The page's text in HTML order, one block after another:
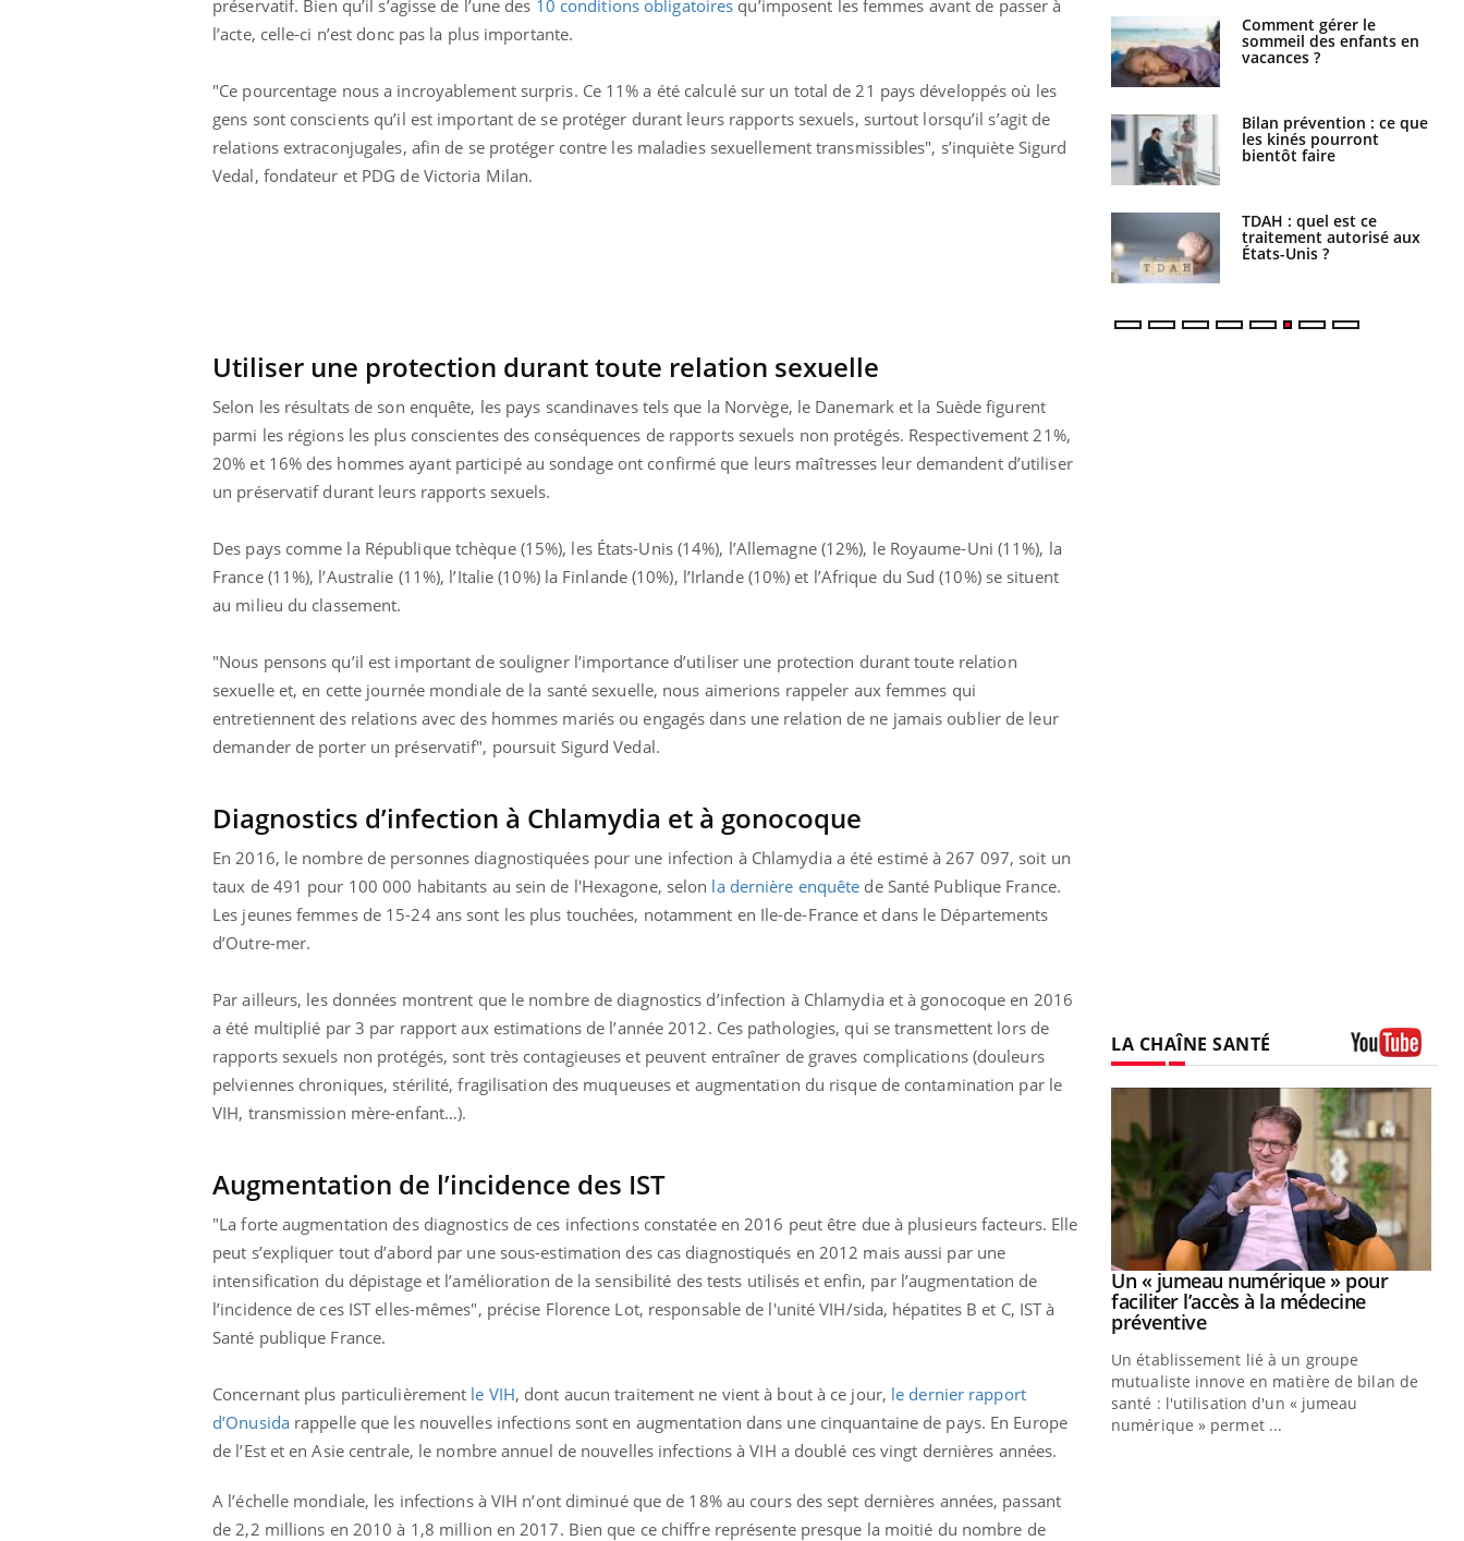
préservatif. Bien qu’il s’agisse de l’une des 10 conditions obligatoires qu’imposent les femmes avant de passer à
l’acte, celle-ci n’est donc pas la plus importante.
"Ce pourcentage nous a incroyablement surpris. Ce 11% a été calculé sur un total de 21 pays développés où les
gens sont conscients qu’il est important de se protéger durant leurs rapports sexuels, surtout lorsqu’il s’agit de
relations extraconjugales, afin de se protéger contre les maladies sexuellement transmissibles", s’inquiète Sigurd
Vedal, fondateur et PDG de Victoria Milan.
Utiliser une protection durant toute relation sexuelle
Selon les résultats de son enquête, les pays scandinaves tels que la Norvège, le Danemark et la Suède figurent
parmi les régions les plus conscientes des conséquences de rapports sexuels non protégés. Respectivement 21%,
20% et 16% des hommes ayant participé au sondage ont confirmé que leurs maîtresses leur demandent d’utiliser
un préservatif durant leurs rapports sexuels.
Des pays comme la République tchèque (15%), les États-Unis (14%), l’Allemagne (12%), le Royaume-Uni (11%), la
France (11%), l’Australie (11%), l’Italie (10%) la Finlande (10%), l’Irlande (10%) et l’Afrique du Sud (10%) se situent
au milieu du classement.
"Nous pensons qu’il est important de souligner l’importance d’utiliser une protection durant toute relation
sexuelle et, en cette journée mondiale de la santé sexuelle, nous aimerions rappeler aux femmes qui
entretiennent des relations avec des hommes mariés ou engagés dans une relation de ne jamais oublier de leur
demander de porter un préservatif", poursuit Sigurd Vedal.
Diagnostics d’infection à Chlamydia et à gonocoque
En 2016, le nombre de personnes diagnostiquées pour une infection à Chlamydia a été estimé à 267 097, soit un
taux de 491 pour 100 000 habitants au sein de l'Hexagone, selon la dernière enquête de Santé Publique France.
Les jeunes femmes de 15-24 ans sont les plus touchées, notamment en Ile-de-France et dans le Départements
d’Outre-mer.
Par ailleurs, les données montrent que le nombre de diagnostics d’infection à Chlamydia et à gonocoque en 2016
a été multiplié par 3 par rapport aux estimations de l’année 2012. Ces pathologies, qui se transmettent lors de
rapports sexuels non protégés, sont très contagieuses et peuvent entraîner de graves complications (douleurs
pelviennes chroniques, stérilité, fragilisation des muqueuses et augmentation du risque de contamination par le
VIH, transmission mère-enfant…).
Augmentation de l’incidence des IST
"La forte augmentation des diagnostics de ces infections constatée en 2016 peut être due à plusieurs facteurs. Elle
peut s’expliquer tout d’abord par une sous-estimation des cas diagnostiqués en 2012 mais aussi par une
intensification du dépistage et l’amélioration de la sensibilité des tests utilisés et enfin, par l’augmentation de
l’incidence de ces IST elles-mêmes", précise Florence Lot, responsable de l'unité VIH/sida, hépatites B et C, IST à
Santé publique France.
Concernant plus particulièrement le VIH, dont aucun traitement ne vient à bout à ce jour, le dernier rapport
d’Onusidarappelle que les nouvelles infections sont en augmentation dans une cinquantaine de pays. En Europe
de l’Est et en Asie centrale, le nombre annuel de nouvelles infections à VIH a doublé ces vingt dernières années.
A l’échelle mondiale, les infections à VIH n’ont diminué que de 18% au cours des sept dernières années, passant
de 2,2 millions en 2010 à 1,8 million en 2017. Bien que ce chiffre représente presque la moitié du nombre de
Fortes chaleurs :
pourquoi le risque de
Le Viagra pourrait-il
freiner la propagation du
cancer ?
Le smartphone nuit-il à
l'apprentissage de la
lecture ?
Légionellose en Suisse :
quelle est l’origine de la
contamination ?
Comment gérer le
sommeil des enfants en
vacances ?
Bilan prévention : ce que
les kinés pourront
bientôt faire
TDAH : quel est ce
traitement autorisé aux
États-Unis ?
LA CHAÎNE SANTÉ
Insuline & Charge mentale : et si on
osait en parler??Youtube
En 2026, l'insuline dans le diabète de type 2
patients comme parfois chez les soignants.
Youtube
Eczéma Chronique des Mains : se
préparer pour l’été !Youtube
soleil, activités en plein air… Nos mains
sont ...
Youtube
Diabète & Ramadan 2026Youtube
Le Ramadan approche, et, pour de
défis, mais ...
Youtube
Un « jumeau numérique » pour
faciliter l’accès à la médecine
préventiveYoutube
Un établissement lié à un groupe
mutualiste innove en matière de bilan de
santé : l'utilisation d'un « jumeau
numérique » permet ...